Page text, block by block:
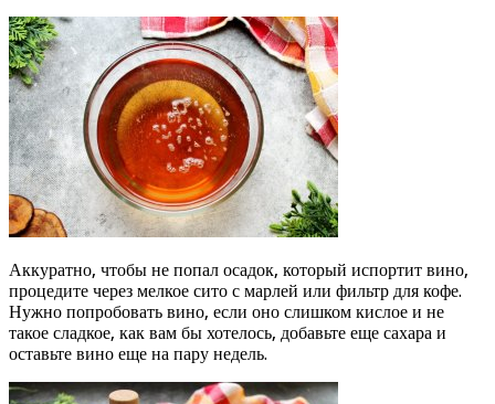
Аккуратно, чтобы не попал осадок, который испортит вино,
процедите через мелкое сито с марлей или фильтр для кофе.
Нужно попробовать вино, если оно слишком кислое и не
такое сладкое, как вам бы хотелось, добавьте еще сахара и
оставьте вино еще на пару недель.